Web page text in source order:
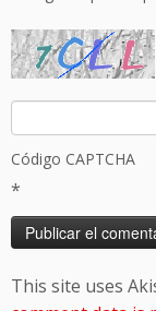
Código CAPTCHA
*
This site uses